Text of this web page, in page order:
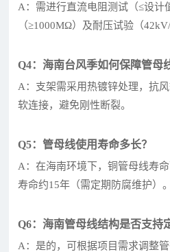
A：需进行直流电阻测试（≤设计
（≥1000MΩ）及耐压试验（42kV/
Q4：海南台风季如何保障管母
A：支架需采用热镀锌处理，抗
软连接，避免刚性断裂。
Q5：管母线使用寿命多长？
A：在海南环境下，铜管母线寿
寿命约15年（需定期防腐维护）。
Q6：海南管母线结构是否支持
A：是的，可根据项目需求调整